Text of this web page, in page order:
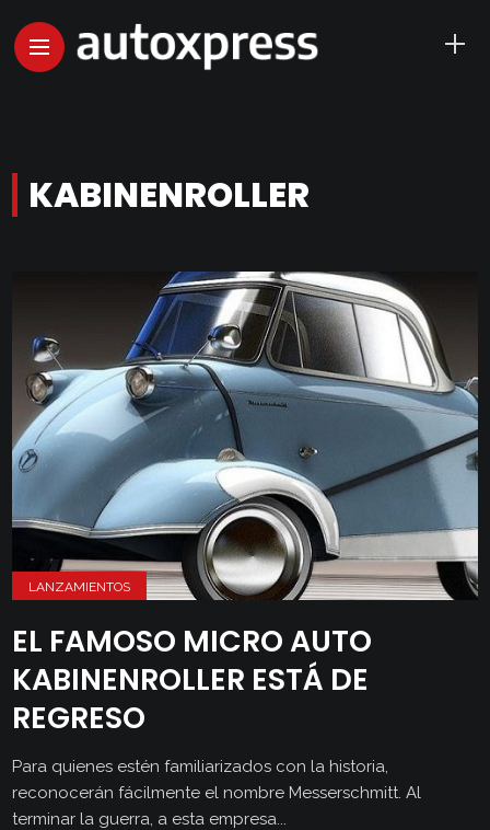
KABINENROLLER
LANZAMIENTOS
EL FAMOSO MICRO AUTO
KABINENROLLER ESTÁ DE
REGRESO
Para quienes estén familiarizados con la historia,
reconocerán fácilmente el nombre Messerschmitt. Al
terminar la guerra, a esta empresa...